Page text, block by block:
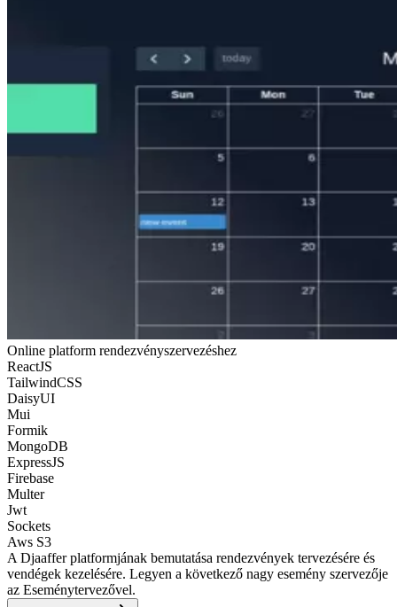
Online platform rendezvényszervezéshez
ReactJS
TailwindCSS
DaisyUI
Mui
Formik
MongoDB
ExpressJS
Firebase
Multer
Jwt
Sockets
Aws S3
A Djaaffer platformjának bemutatása rendezvények tervezésére és
vendégek kezelésére. Legyen a következő nagy esemény szervezője
az Eseménytervezővel.